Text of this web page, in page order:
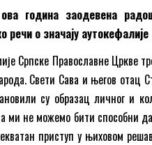
година заодевена
о значају
Српске Православне Цркве
Свети Сава и његов
су образац личног и
ми не можемо бити способни
приступ у њиховом